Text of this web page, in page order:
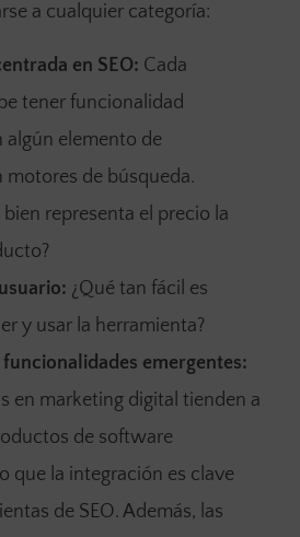
a cualquier categoría:
en SEO: Cada
tener funcionalidad
algún elemento de
de búsqueda.
bien representa el precio la
¿Qué tan fácil es
y usar la herramienta?
emergentes:
en marketing digital tienden a
de software
que la integración es clave
de SEO. Además, las